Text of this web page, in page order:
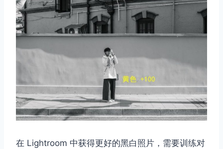
在 Lightroom 中获得更好的黑白照片，需要训练对